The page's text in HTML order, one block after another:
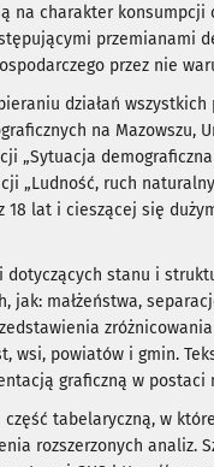
na charakter konsumpcji
pującymi przemianami
przez nie
działań
na Mazowszu,
„Sytuacja
„Ludność, ruch
18 lat i cieszącej się
stanu i
jak: małżeństwa,
wsi, powiatów i gmin.
graficzną w postaci
tabelaryczną, w
rozszerzonych analiz.